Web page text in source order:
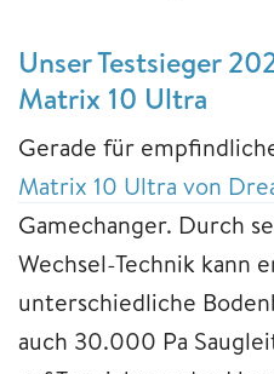
Unser Testsieger
Matrix 10 Ultra
Gerade für
Matrix 10 Ultra von
Gamechanger. Durch
Wechsel-Technik kann
unterschiedliche
auch 30.000 Pa